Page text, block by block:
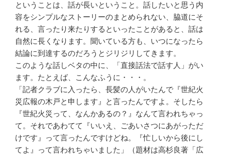
ということは、話が長いということ。話したいと思う内
容をシンプルなストーリーのまとめられない、脇道にそ
れる、言ったり来たりするといったことがあると、話は
自然に長くなります。聞いている方も、いつになったら
結論に到達するのだろうとジリジリしてきます。
このような話しベタの中に、「直接話法で話す人」がい
ます。たとえば、こんなふうに・・・。
「記者クラブに入ったら、長髪の人がいたんで『世紀火
災広報の木戸と申します』と言ったんですよ。そしたら
『世紀火災って、なんかあるの？』なんて言われちゃっ
て。それであわてて『いいえ、ごあいさつにあがっただ
けです』って言ったんですけどね。『忙しいから後にし
てよ』って言われちゃいました」（題材は高杉良著「広